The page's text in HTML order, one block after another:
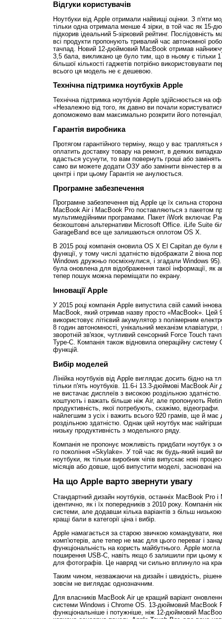
Відгуки користувачів
Ноутбуки від Apple отримали найвищі оцінки. З п'яти
тільки одна отримала менше 4 зірки, в той час як 15-
підкорив ідеальний 5-зірковий рейтинг. Послідовність
всі продукти пропонують тривалий час автономної
тачпад. Новий 12-дюймовий MacBook отримав
3,5 бала, викликано це було тим, що в ньому є тільки
більшої кількості гаджетів потрібно використовувати
всього ця модель не є дешевою.
Технічна підтримка ноутбуків Apple
Технічна підтримка ноутбуків Apple здійснюється на
«Незалежно від того, як давно ви почали
допоможемо вам максимально розкрити його
Гарантія виробника
Протягом гарантійного терміну, якщо у вас трапляться
оплатить доставку товару на ремонт, в деяких
вдасться усунути, то вам повернуть гроші або
само ви можете додати ОЗУ або замінити вінчестер в
центрі і при цьому Гарантія не анулюється.
Програмне забезпечення
Програмне забезпечення від Apple це їх сильна
MacBook Air і MacBook Pro поставляються з пакетом
мультимедійними програмами. Пакет iWork включає
безкоштовні альтернативи Microsoft Office. iLife Suite
GarageBand все ще залишаються оплотом OS X.
В 2015 році компанія оновила OS X El Capitan де були
функції, у тому числі здатністю відображати 2 вікна
Windows дружньо посміхнулися, і згадали Windows
була оновлена для відображення такої інформації, як
тепер пошук можна переміщати по екрану.
Інновації Apple
У 2015 році компанія Apple випустила свій самий
MacBook, який отримав назву просто «MacBook». Цей
використовує літієвий акумулятор з полімерним
8 годин автономності, унікальний механізм
зворотній зв'язок, чутливий сенсорний Force Touch
Type-C. Компанія також відновила операційну
функцій.
Вибір моделей
Лінійка ноутбуків від Apple виглядає досить бідно на
тільки п'ять ноутбуків. 11.6-і 13.3-дюймові MacBook Air
не вистачає дисплеїв з високою роздільною
коштують і важать більше ніж Air, але пропонують
продуктивність, якої потребують, скажімо,
найлегшим з усіх і важить всього 920 грамів, ще й
роздільною здатністю. Однак цей ноутбук має
низьку продуктивність з модельного ряду.
Компанія не пропонує можливість придбати ноутбук з
го покоління «Skylake». У той час як будь-який інший
ноутбуки, як тільки виробник чіпів випускає нові
місяців або довше, щоб випустити моделі, засновані
На що Apple варто звернути увагу
Стандартний дизайн ноутбуків, останніх MacBook Pro
ідентично, як і їх попередників з 2010 року. Компанія
системи, але додавши кілька варіантів з більш
кращі бали в категорії ціна і вибір.
Apple намагається за старою звичкою командувати,
комп'ютерів, але тепер не має для цього переваг і
функціональність на користь майбутнього. Apple
поширення USB-C, навіть якщо б залишили при цьому
для фотографів. Це навряд чи сильно вплинуло на
Таким чином, незважаючи на дизайн і швидкість,
зовсім не виглядає однозначним.
Для власників MacBook Air це кращий варіант
системи Windows і Chrome OS. 13-дюймовий MacBook
функціональніше і потужніше, ніж 12-дюймовий